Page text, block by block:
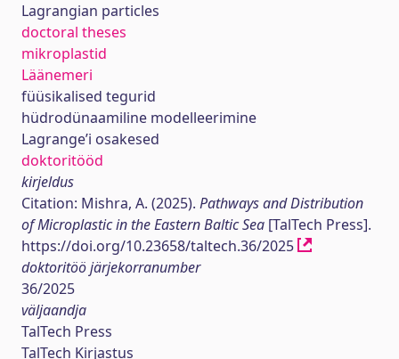
Lagrangian particles
doctoral theses
mikroplastid
Läänemeri
füüsikalised tegurid
hüdrodünaamiline modelleerimine
Lagrange’i osakesed
doktoritööd
kirjeldus
Citation: Mishra, A. (2025). Pathways and Distribution
of Microplastic in the Eastern Baltic Sea [TalTech Press].
https://doi.org/10.23658/taltech.36/2025
doktoritöö järjekorranumber
36/2025
väljaandja
TalTech Press
TalTech Kirjastus